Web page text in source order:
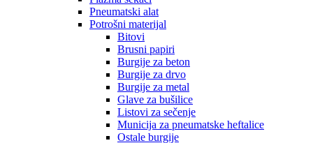
Pneumatski alat
Potrošni materijal
Bitovi
Brusni papiri
Burgije za beton
Burgije za drvo
Burgije za metal
Glave za bušilice
Listovi za sečenje
Municija za pneumatske heftalice
Ostale burgije